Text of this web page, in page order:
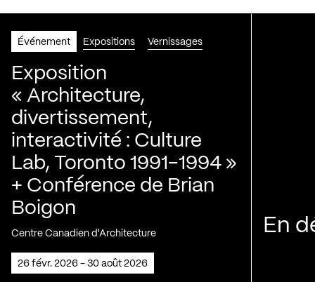
Événement Expositions Vernissages
Exposition
« Architecture,
divertissement,
interactivité : Culture
Lab, Toronto 1991-1994 »
+ Conférence de Brian
Boigon
Centre Canadien d'Architecture
26 févr. 2026 - 30 août 2026
En